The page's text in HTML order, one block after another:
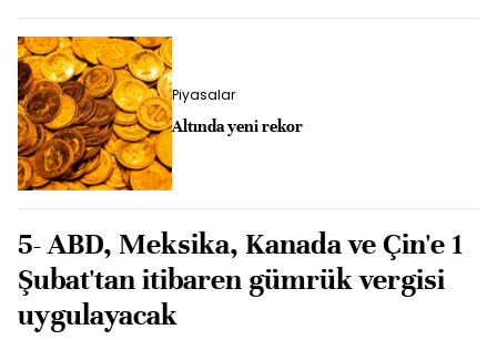
Piyasalar
Altında yeni rekor
5- ABD, Meksika, Kanada ve Çin'e 1
Şubat'tan itibaren gümrük vergisi
uygulayacak